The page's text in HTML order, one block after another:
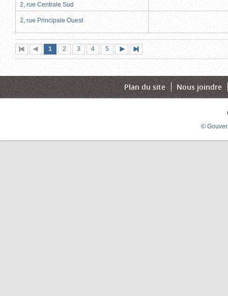
2, rue Centrale Sud
2, rue Principale Ouest
Première
page
Page
précédente
Page
1 (page
actuelle)
Page
2 Page
3 Page
4 Page
5
suivante
page
Plan du site Nous joindre
©